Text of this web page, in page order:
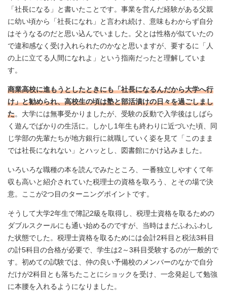
「社長になる」と書いたことです。事業を営んだ経験がある父親
に幼い頃から「社長になれ」と言われ続け、意味もわからず自分
はそうなるのだと思い込んでいました。父とは性格が似ていたの
で違和感なく受け入れられたのかなと思いますが、要するに「人
の上に立てる人間になれよ」という指南だったと理解していま
す。
商業高校に進もうとしたときにも「社長になるんだから大学へ行
け」と勧められ、高校生の頃は塾と部活漬けの日々を過ごしまし
た。大学には無事受かりましたが、受験の反動で入学後はしばら
く遊んでばかりの生活に。しかし1年生も終わりに近づいた頃、同
じ学部の先輩たちが地方銀行に就職していく姿を見て「このまま
では社長になれない」とハッとし、図書館にかけ込みました。
いろいろな職種の本を読んでみたところ、一番独立しやすくて年
収も高いと紹介されていた税理士の資格を取ろう、とその場で決
意。ここが2つ目のターニングポイントです。
そうして大学2年生で簿記2級を取得し、税理士資格を取るための
ダブルスクールにも通い始めるのですが、当時はまだふわふわし
た状態でした。税理士資格を取るためには会計2科目と税法3科目
の計5科目の合格が必要で、学生は2～3科目受験するのが一般的で
す。初めての試験では、仲の良い予備校のメンバーのなかで自分
だけが2科目とも落ちたことにショックを受け、一念発起して勉強
に本腰を入れるようになりました。